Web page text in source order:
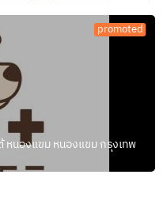
promoted
นองแขม หนองแขม กรุงเทพ